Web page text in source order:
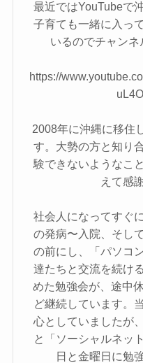
最近ではYouTubeで
子育ても一緒に入っ
いるのでチャンネ
https://
2008年に沖縄に移住
す。大勢の方と知り
験できないようなこ
えて感
社会人になってすぐ
の発病〜入院、そし
の前にし、「パソコ
達たちと交流を続け
めた勉強会が、途中
ど継続しています。
心としていましたが
と「ソーシャルネッ
日と金曜日に勉